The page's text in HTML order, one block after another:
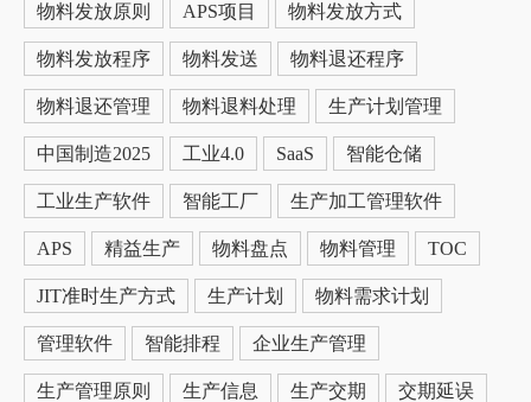
物料发放原则 APS项目 物料发放方式
物料发放程序 物料发送 物料退还程序
物料退还管理 物料退料处理 生产计划管理
中国制造2025 工业4.0 SaaS 智能仓储
工业生产软件 智能工厂 生产加工管理软件
APS 精益生产 物料盘点 物料管理 TOC
JIT准时生产方式 生产计划 物料需求计划
管理软件 智能排程 企业生产管理
生产管理原则 生产信息 生产交期 交期延误